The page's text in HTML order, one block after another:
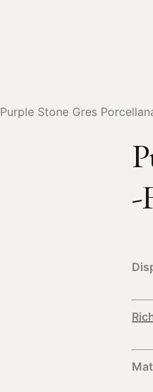
Purple Stone Gres
-